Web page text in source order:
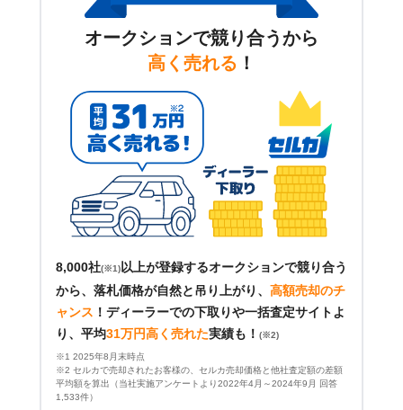
オークションで競り合うから
高く売れる ！
8,000社(※1) 以上が登録するオークションで競り合う
から、落札価格が自然と吊り上がり、 高額売却のチ
ャンス ！ ディーラーでの下取りや一括査定サイトよ
り、平均31万円高く売れた実績も！ (※2)
※1 2025年8月末時点
※2 セルカで売却されたお客様の、セルカ売却価格と他社査定額の差額
平均額を算出（当社実施アンケートより2022年4月～2024年9月 回答
1,533件）